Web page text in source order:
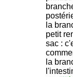
la
petit
sac :
la